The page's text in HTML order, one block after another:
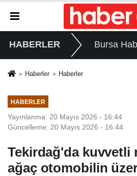
HABERLER Bursa
Haberler Haberler
HABERLER
Yayınlanma: 20 Mayıs 2026 - 16:44
Güncelleme: 20 Mayıs 2026 - 16:44
Tekirdağ'da kuvvetli
ağaç otomobilin